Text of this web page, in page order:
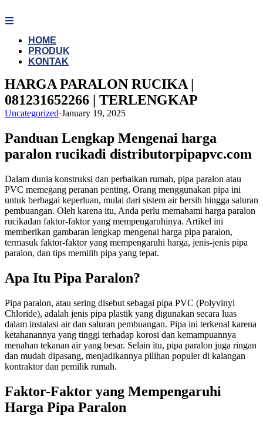
to
HOME
PRODUK
KONTAK
HARGA PARALON RUCIKA |
081231652266 | TERLENGKAP
Uncategorized·January 19, 2025
Panduan Lengkap Mengenai harga
paralon rucikadi distributorpipapvc.com
Dalam dunia konstruksi dan perbaikan rumah, pipa paralon atau
PVC memegang peranan penting. Orang menggunakan pipa ini
untuk berbagai keperluan, mulai dari sistem air bersih hingga saluran
pembuangan. Oleh karena itu, Anda perlu memahami harga paralon
rucikadan faktor-faktor yang mempengaruhinya. Artikel ini
memberikan gambaran lengkap mengenai harga pipa paralon,
termasuk faktor-faktor yang mempengaruhi harga, jenis-jenis pipa
paralon, dan tips memilih pipa yang tepat.
Apa Itu Pipa Paralon?
Pipa paralon, atau sering disebut sebagai pipa PVC (Polyvinyl
Chloride), adalah jenis pipa plastik yang digunakan secara luas
dalam instalasi air dan saluran pembuangan. Pipa ini terkenal karena
ketahanannya yang tinggi terhadap korosi dan kemampuannya
menahan tekanan air yang besar. Selain itu, pipa paralon juga ringan
dan mudah dipasang, menjadikannya pilihan populer di kalangan
kontraktor dan pemilik rumah.
Faktor-Faktor yang Mempengaruhi
Harga Pipa Paralon